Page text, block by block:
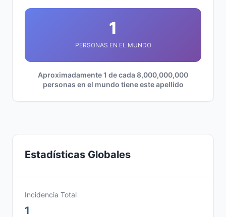
1
PERSONAS EN EL MUNDO
Aproximadamente 1 de cada 8,000,000,000
personas en el mundo tiene este apellido
Estadísticas Globales
Incidencia Total
1